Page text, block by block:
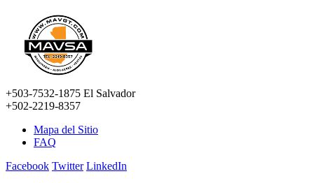
+503-7532-1875 El Salvador
+502-2219-8357
Mapa del Sitio
FAQ
Facebook Twitter LinkedIn